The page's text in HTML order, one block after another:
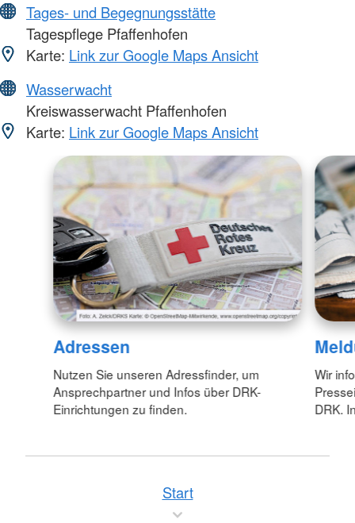
Tages- und Begegnungsstätte
Tagespflege Pfaffenhofen
Karte: Link zur Google Maps Ansicht
Wasserwacht
Kreiswasserwacht Pfaffenhofen
Karte: Link zur Google Maps Ansicht
Adressen
Nutzen Sie unseren Adressfinder, um
Ansprechpartner und Infos über DRK-
Einrichtungen zu finden.
Wir
DRK.
Start